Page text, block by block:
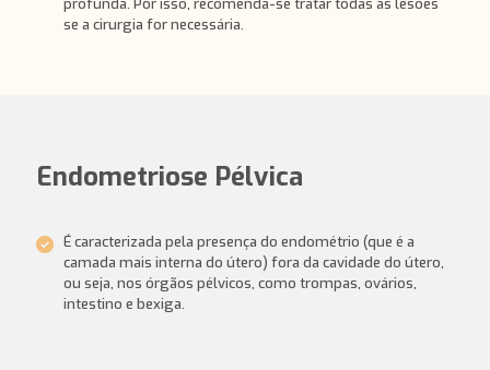
profunda. Por isso, recomenda-se tratar todas as lesões
se a cirurgia for necessária.
Endometriose Pélvica
É caracterizada pela presença do endométrio (que é a
camada mais interna do útero) fora da cavidade do útero,
ou seja, nos órgãos pélvicos, como trompas, ovários,
intestino e bexiga.